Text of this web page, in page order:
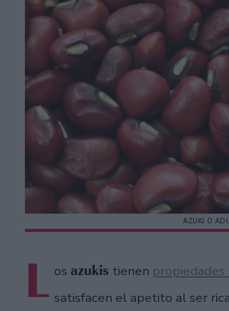
AZUKI O
L os azukis tienen
satisfacen el apetito al ser